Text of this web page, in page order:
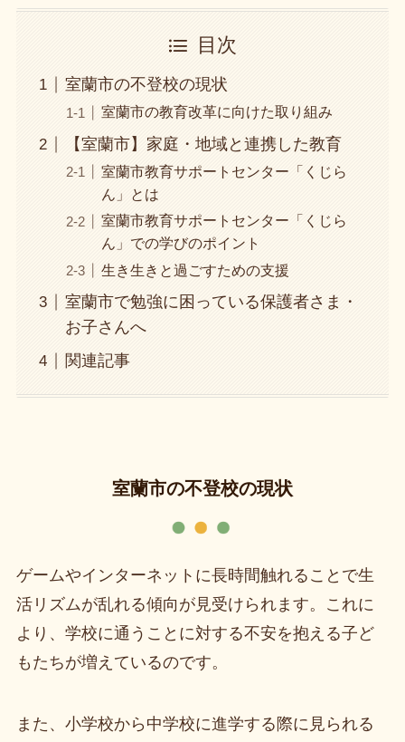
目次
室蘭市の不登校の現状
室蘭市の教育改革に向けた取り組み
【室蘭市】家庭・地域と連携した教育
室蘭市教育サポートセンター「くじら
ん」とは
室蘭市教育サポートセンター「くじら
ん」での学びのポイント
生き生きと過ごすための支援
室蘭市で勉強に困っている保護者さま・
お子さんへ
関連記事
室蘭市の不登校の現状
ゲームやインターネットに長時間触れることで生
活リズムが乱れる傾向が見受けられます。これに
より、学校に通うことに対する不安を抱える子ど
もたちが増えているのです。
また、小学校から中学校に進学する際に見られる